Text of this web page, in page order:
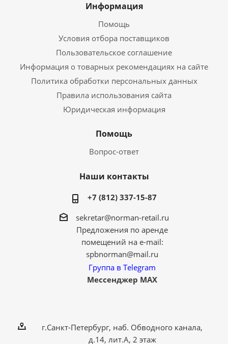
Информация
Помощь
Условия отбора поставщиков
Пользовательское соглашение
Информация о товарных рекомендациях на сайте
Политика обработки персональных данных
Правила использования сайта
Юридическая информация
Помощь
Вопрос-ответ
Наши контакты
+7 (812) 337-15-87
sekretar@norman-retail.ru
Предложения по аренде
помещений на e-mail:
spbnorman@mail.ru
Группа в Telegram
Мессенджер MAX
г.Санкт-Петербург, наб. Обводного канала,
д.14, лит.А, 2 этаж